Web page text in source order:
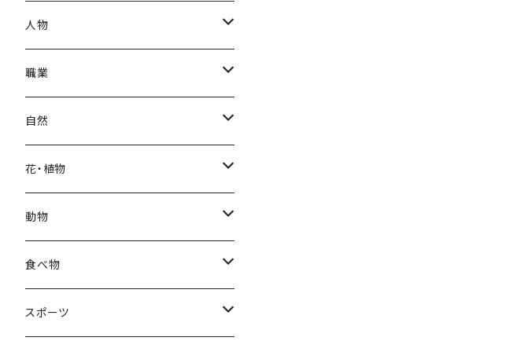
秋
冬
母の日
中秋節
クリスマス
福袋
ブラックフライデー
ハロウィン
正月
ハワイアン
パリ
ロシアン
アフリカン
日本
ヨーロッパ
トライバル
人物
赤ちゃん
女性
男性
子供
サンタクロース
七福神
職業
医者
自然
海
雲
星
雫
花・植物
カーネーション
梅
桜
動物
ネコ
ウマ
食べ物
スイーツ
スポーツ